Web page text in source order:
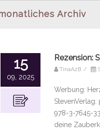
Archiv
15
09, 2025
Rezension:
TinaA2B /
Werbung:
978-3-7645-
deine